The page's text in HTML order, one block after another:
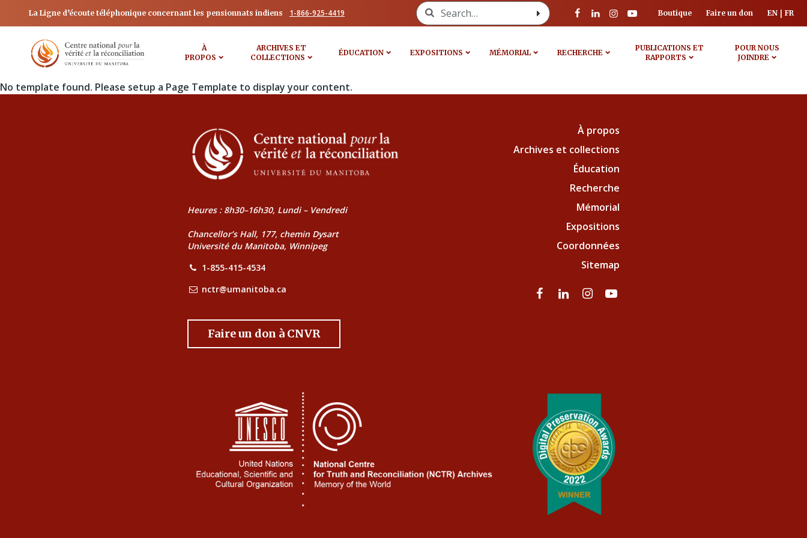
La Ligne d’écoute téléphonique concernant les pensionnats indiens 1-866-925-4419 Search for: Boutique Faire un don EN FR
À
PROPOS
ARCHIVES ET
COLLECTIONS
ÉDUCATION EXPOSITIONS MÉMORIAL RECHERCHE
PUBLICATIONS ET
RAPPORTS
POUR NOUS
JOINDRE
No template found. Please setup a Page Template to display your content.
Heures : 8h30–16h30, Lundi – Vendredi
Chancellor’s Hall, 177, chemin Dysart
Université du Manitoba, Winnipeg
1-855-415-4534
nctr@umanitoba.ca
Faire un don à CNVR
À propos
Archives et collections
Éducation
Recherche
Mémorial
Expositions
Coordonnées
Sitemap